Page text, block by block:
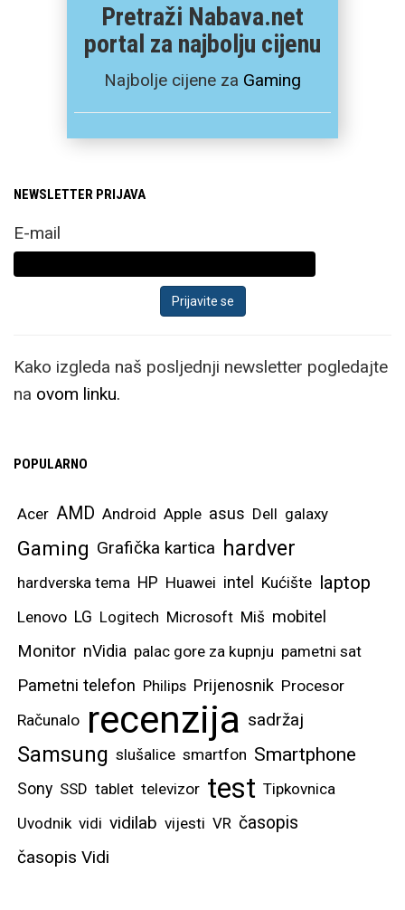
Pretraži Nabava.net
portal za najbolju cijenu
Najbolje cijene za Gaming
NEWSLETTER PRIJAVA
E-mail
Kako izgleda naš posljednji newsletter pogledajte
na ovom linku.
POPULARNO
Acer AMD Android Apple asus Dell galaxy
Gaming Grafička kartica hardver
hardverska tema HP Huawei intel Kućište laptop
Lenovo LG Logitech Microsoft Miš mobitel
Monitor nVidia palac gore za kupnju pametni sat
Pametni telefon Philips Prijenosnik Procesor
Računalo recenzija sadržaj
Samsung slušalice smartfon Smartphone
Sony SSD tablet televizor test Tipkovnica
Uvodnik vidi vidilab vijesti VR časopis
časopis Vidi